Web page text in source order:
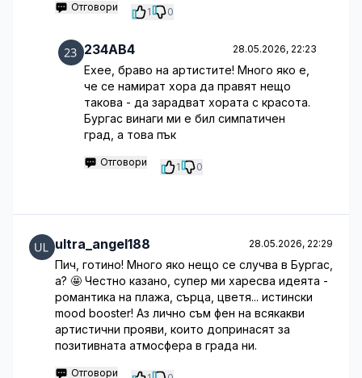
Отговори 1 0
234AB4 28.05.2026, 22:23
Ехее, браво на артистите! Много яко е,
че се намират хора да правят нещо
такова - да зарадват хората с красота.
Бургас винаги ми е бил симпатичен
град, а това пък
Отговори 1 0
ultra_angel188 28.05.2026, 22:29
Пич, готино! Много яко нещо се случва в Бургас,
а? 🤩 Честно казано, супер ми харесва идеята -
романтика на плажа, сърца, цветя... истински
mood booster! Аз лично съм фен на всякакви
артистични прояви, които допринасят за
позитивната атмосфера в града ни.
Отговори